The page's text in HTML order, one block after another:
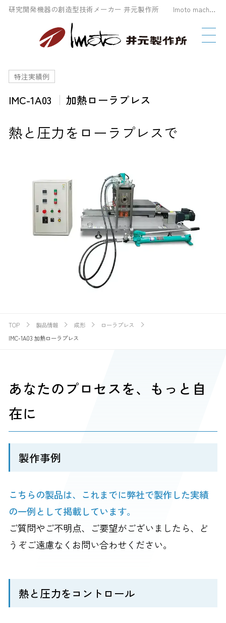
研究開発機器の創造型技術メーカー 井元製作所 Imoto machinery Co., LTD
特注実績例
IMC-1A03 加熱ローラプレス
熱と圧力をローラプレスで
TOP 製品情報 成形
ローラプレス
IMC-1A03 加熱ローラプレス
あなたのプロセスを、もっと自
在に
製作事例
こちらの製品は、これまでに弊社で製作した実績
の一例として掲載しています。
ご質問やご不明点、ご要望がございましたら、ど
うぞご遠慮なくお問い合わせください。
熱と圧力をコントロール